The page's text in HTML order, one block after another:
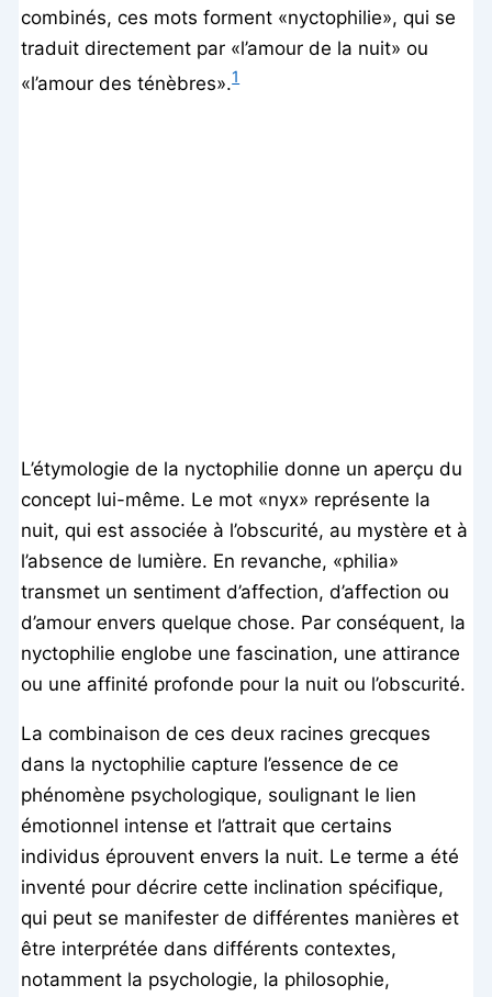
combinés, ces mots forment «nyctophilie», qui se
traduit directement par «l’amour de la nuit» ou
«l’amour des ténèbres».1
L’étymologie de la nyctophilie donne un aperçu du
concept lui-même. Le mot «nyx» représente la
nuit, qui est associée à l’obscurité, au mystère et à
l’absence de lumière. En revanche, «philia»
transmet un sentiment d’affection, d’affection ou
d’amour envers quelque chose. Par conséquent, la
nyctophilie englobe une fascination, une attirance
ou une affinité profonde pour la nuit ou l’obscurité.
La combinaison de ces deux racines grecques
dans la nyctophilie capture l’essence de ce
phénomène psychologique, soulignant le lien
émotionnel intense et l’attrait que certains
individus éprouvent envers la nuit. Le terme a été
inventé pour décrire cette inclination spécifique,
qui peut se manifester de différentes manières et
être interprétée dans différents contextes,
notamment la psychologie, la philosophie,